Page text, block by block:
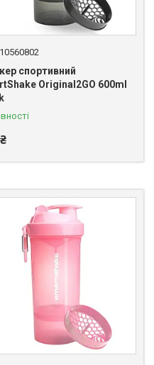
10560802
спортивний
Original2GO 600ml